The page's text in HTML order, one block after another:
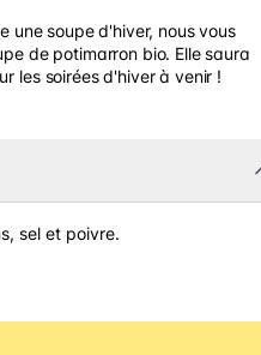
une soupe d'hiver, nous vous
de potimarron bio. Elle saura
les soirées d'hiver à venir !
sel et poivre.